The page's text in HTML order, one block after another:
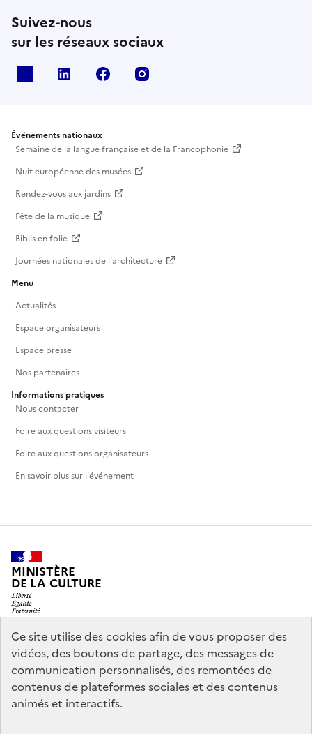
Ce site utilise des cookies afin de vous proposer des
vidéos, des boutons de partage, des messages de
communication personnalisés, des remontées de
contenus de plateformes sociales et des contenus
animés et interactifs.
Suivez-nous
sur les réseaux sociaux
Linkedin Facebook
Événements nationaux
Semaine de la langue française et de la Francophonie
Nuit européenne des musées
Rendez-vous aux jardins
Fête de la musique
Biblis en folie
Journées nationales de l'architecture
Menu
Actualités
Espace organisateurs
Espace presse
Nos partenaires
Informations pratiques
Nous contacter
Foire aux questions visiteurs
Foire aux questions organisateurs
En savoir plus sur l'événement
MINISTÈRE
DE LA CULTURE
legifrance.gouv.fr
info.gouv.fr
service-public.gouv.fr
data.gouv.fr